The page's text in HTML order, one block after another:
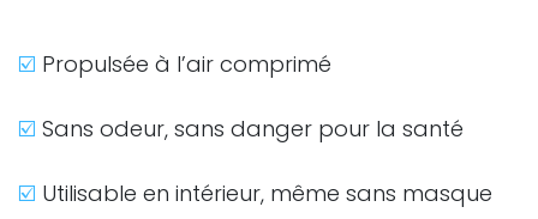
☑️ Propulsée à l’air comprimé
☑️ Sans odeur, sans danger pour la santé
☑️ Utilisable en intérieur, même sans masque